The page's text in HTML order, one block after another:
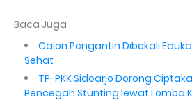
Baca Juga
Calon Pengantin Dibekali
Sehat
TP-PKK Sidoarjo Dorong
Pencegah Stunting lewat Lomba